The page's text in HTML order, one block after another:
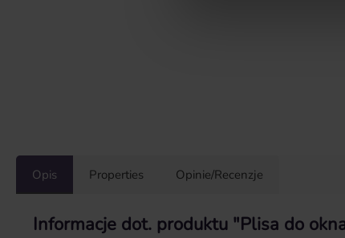
Opis Properties Opinie/Recenzje
Informacje dot. produktu "Plisa do